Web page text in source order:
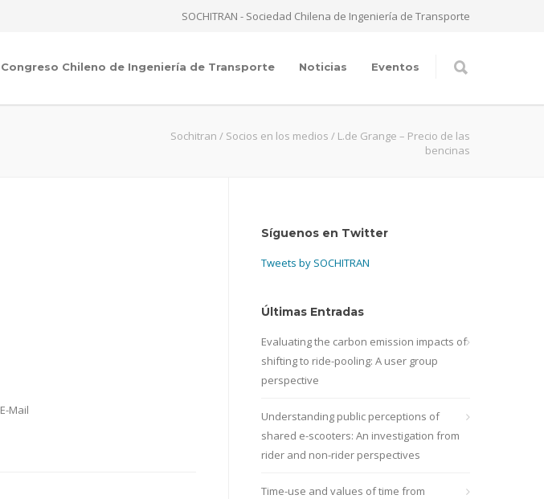
SOCHITRAN - Sociedad Chilena de Ingeniería de Transporte
Congreso Chileno de Ingeniería de Transporte Noticias Eventos
Sochitran / Socios en los medios / L.de Grange – Precio de las
bencinas
E-Mail
Síguenos en Twitter
Tweets by SOCHITRAN
Últimas Entradas
Evaluating the carbon emission impacts of
shifting to ride-pooling: A user group
perspective
Understanding public perceptions of
shared e-scooters: An investigation from
rider and non-rider perspectives
Time-use and values of time from